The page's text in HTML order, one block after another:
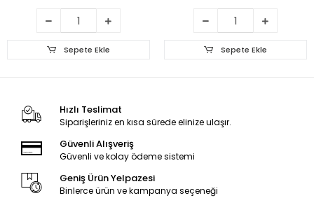
Sepete Ekle Sepete Ekle
Hızlı Teslimat
Siparişleriniz en kısa sürede elinize ulaşır.
Güvenli Alışveriş
Güvenli ve kolay ödeme sistemi
Geniş Ürün Yelpazesi
Binlerce ürün ve kampanya seçeneği